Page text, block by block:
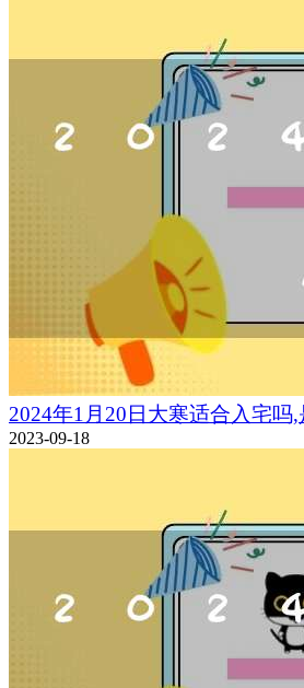
2024年1月20日大寒适合入宅吗
2023-09-18